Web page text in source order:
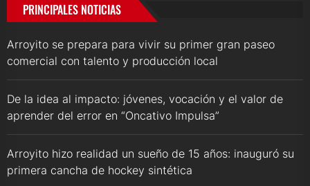
PRINCIPALES NOTICIAS
Arroyito se prepara para vivir su primer gran paseo
comercial con talento y producción local
De la idea al impacto: jóvenes, vocación y el valor de
aprender del error en “Oncativo Impulsa”
Arroyito hizo realidad un sueño de 15 años: inauguró su
primera cancha de hockey sintética